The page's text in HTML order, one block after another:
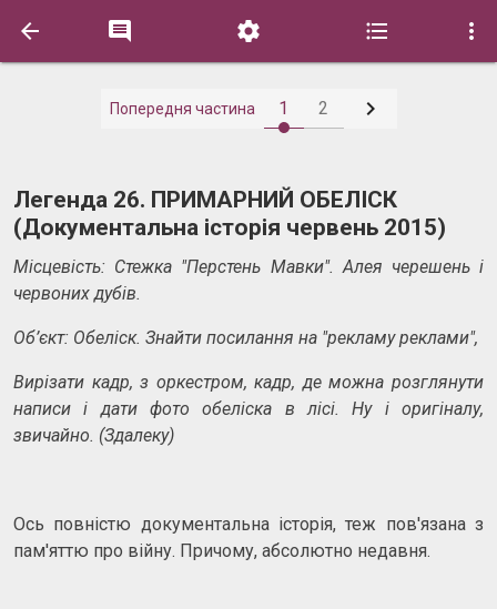
    
Попередня частина 1 2 
Легенда 26. ПРИМАРНИЙ ОБЕЛІСК
(Документальна історія червень 2015)
Місцевість: Стежка "Перстень Мавки". Алея черешень і
червоних дубів.
Об’єкт: Обеліск. Знайти посилання на "рекламу реклами",
Вирізати кадр, з оркестром, кадр, де можна розглянути
написи і дати фото обеліска в лісі. Ну і оригіналу,
звичайно. (Здалеку)
Ось повністю документальна історія, теж пов'язана з
пам'яттю про війну. Причому, абсолютно недавня.